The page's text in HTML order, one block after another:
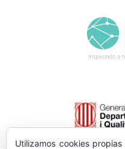
Utilizamos cookies